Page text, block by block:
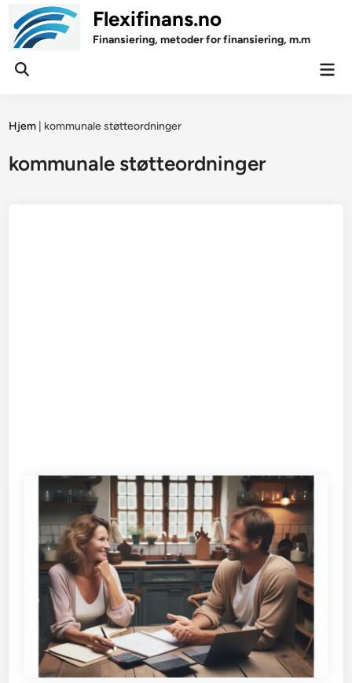
content
Flexifinans.no
Finansiering, metoder for finansiering, m.m
Open
Hjem kommunale støtteordninger
kommunale støtteordninger